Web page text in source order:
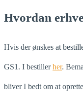
Hvordan
Hvis der ønskes at
GS1. I bestillerher.
bliver I bedt om at